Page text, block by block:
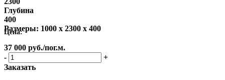
Глубина
400
Размеры: 1000 x 2300 x 400
Цена:
37 000 руб./пог.м.
-
+
Заказать